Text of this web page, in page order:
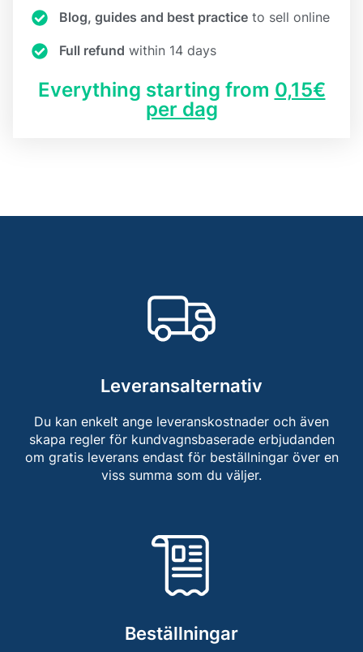
Blog, guides and best practice to sell online
Full refund within 14 days
Everything starting from 0,15€
per dag
Leveransalternativ
Du kan enkelt ange leveranskostnader och även
skapa regler för kundvagnsbaserade erbjudanden
om gratis leverans endast för beställningar över en
viss summa som du väljer.
Beställningar